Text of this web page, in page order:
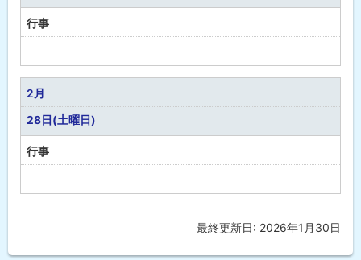
行事
定
な
し
2月
28日(土曜日)
行事
定
最終更新日: 2026年1月30日